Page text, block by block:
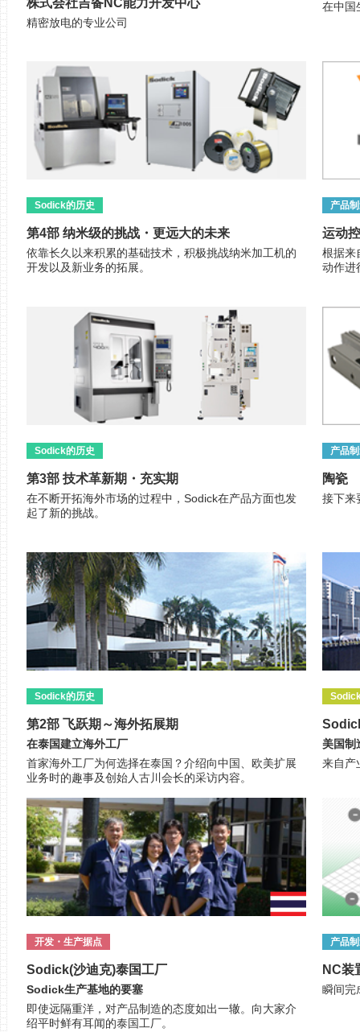
株式会社吉备NC能力开发中心
精密放电的专业公司
在中国
Sodick的历史
第4部 纳米级的挑战・更远大的未来
依靠长久以来积累的基础技术，积极挑战纳米加工机的
开发以及新业务的拓展。
产品
运动
根据来
动作进
Sodick的历史
第3部 技术革新期・充实期
在不断开拓海外市场的过程中，Sodick在产品方面也发
起了新的挑战。
产品
陶瓷
接下来
Sodick的历史
第2部 飞跃期～海外拓展期
在泰国建立海外工厂
首家海外工厂为何选择在泰国？介绍向中国、欧美扩展
业务时的趣事及创始人古川会长的采访内容。
美国制
来自产
开发・生产据点
Sodick(沙迪克)泰国工厂
Sodick生产基地的要塞
即使远隔重洋，对产品制造的态度如出一辙。向大家介
绍平时鲜有耳闻的泰国工厂。
产品
NC装
瞬间完